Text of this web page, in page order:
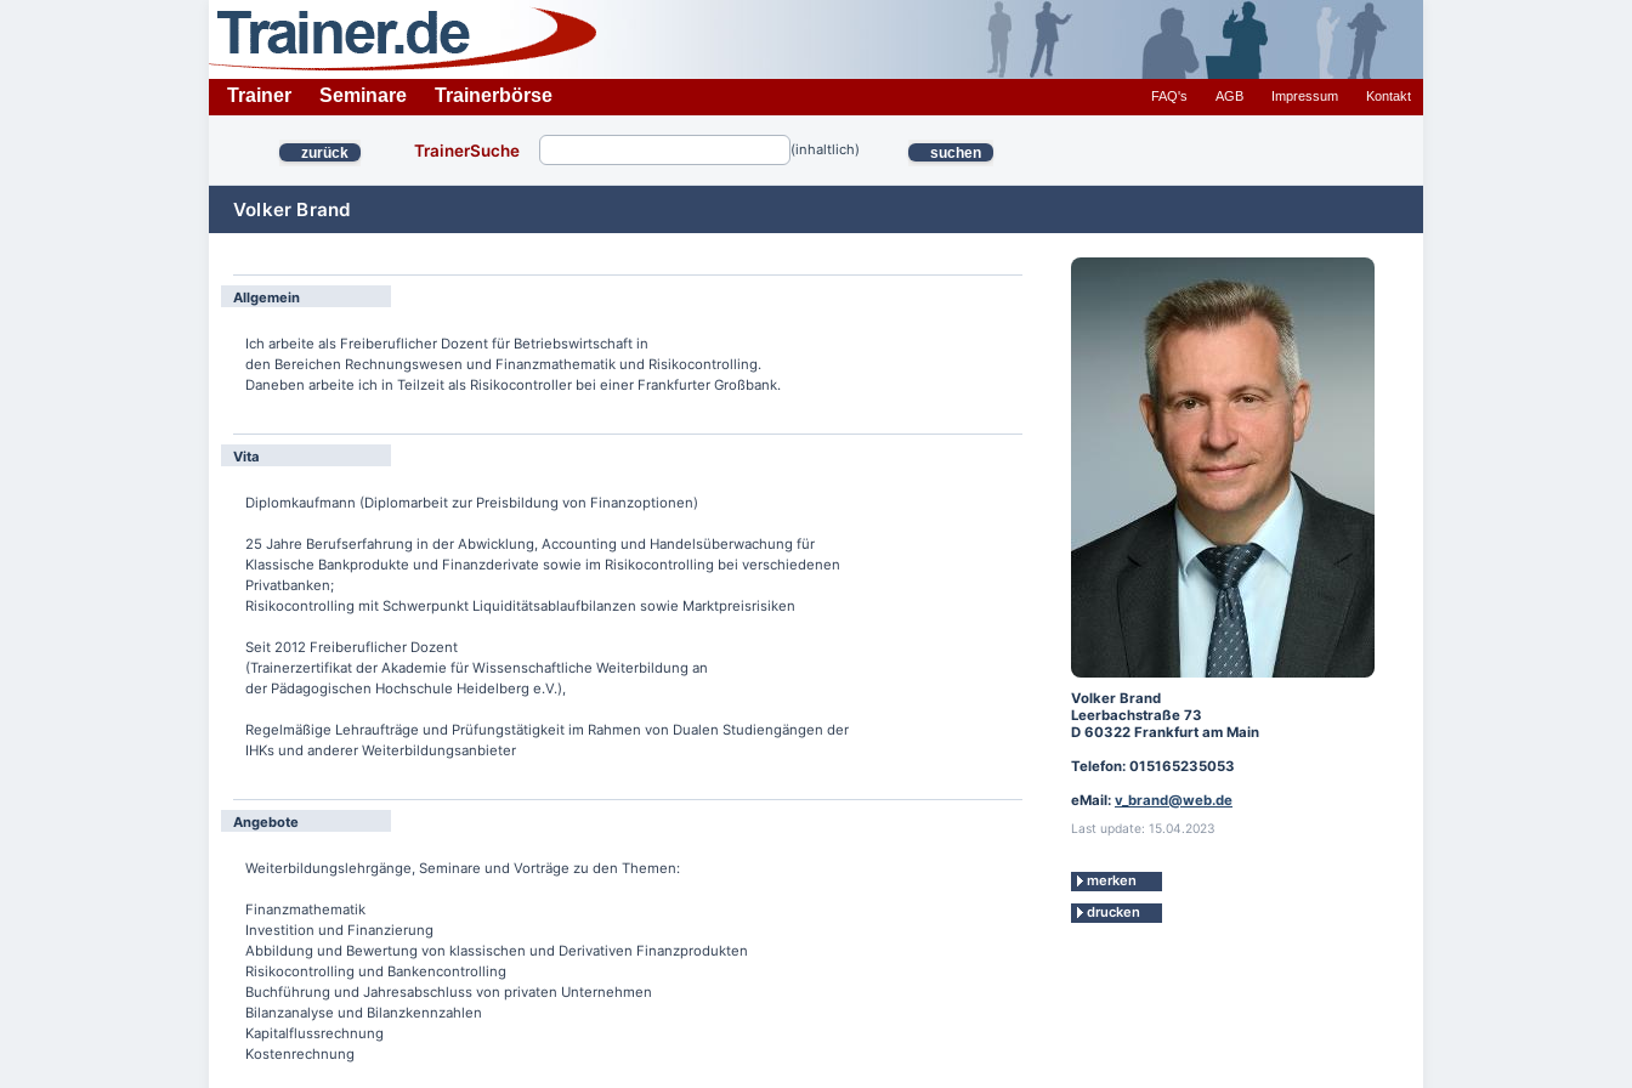
Trainer Seminare Trainerbörse FAQ's AGB Impressum Kontakt
zurück TrainerSuche (inhaltlich) suchen
Volker Brand
Allgemein
Ich arbeite als Freiberuflicher Dozent für Betriebswirtschaft in
den Bereichen Rechnungswesen und Finanzmathematik und Risikocontrolling.
Daneben arbeite ich in Teilzeit als Risikocontroller bei einer Frankfurter Großbank.
Vita
Diplomkaufmann (Diplomarbeit zur Preisbildung von Finanzoptionen)
25 Jahre Berufserfahrung in der Abwicklung, Accounting und Handelsüberwachung für
Klassische Bankprodukte und Finanzderivate sowie im Risikocontrolling bei verschiedenen
Privatbanken;
Risikocontrolling mit Schwerpunkt Liquiditätsablaufbilanzen sowie Marktpreisrisiken
Seit 2012 Freiberuflicher Dozent
(Trainerzertifikat der Akademie für Wissenschaftliche Weiterbildung an
der Pädagogischen Hochschule Heidelberg e.V.),
Regelmäßige Lehraufträge und Prüfungstätigkeit im Rahmen von Dualen Studiengängen der
IHKs und anderer Weiterbildungsanbieter
Angebote
Weiterbildungslehrgänge, Seminare und Vorträge zu den Themen:
Finanzmathematik
Investition und Finanzierung
Abbildung und Bewertung von klassischen und Derivativen Finanzprodukten
Risikocontrolling und Bankencontrolling
Buchführung und Jahresabschluss von privaten Unternehmen
Bilanzanalyse und Bilanzkennzahlen
Kapitalflussrechnung
Kostenrechnung
Volker Brand
Leerbachstraße 73
D 60322 Frankfurt am Main
Telefon: 015165235053
eMail: v_brand@web.de
Last update: 15.04.2023
merken
drucken